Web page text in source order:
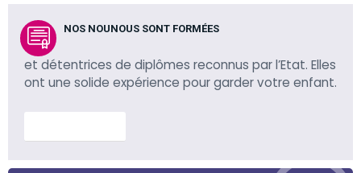
NOS NOUNOUS SONT FORMÉES
et détentrices de diplômes reconnus par l’Etat. Elles
ont une solide expérience pour garder votre enfant.